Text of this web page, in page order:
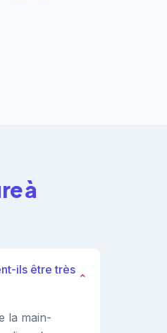
à
ils être très
⌄
la main-